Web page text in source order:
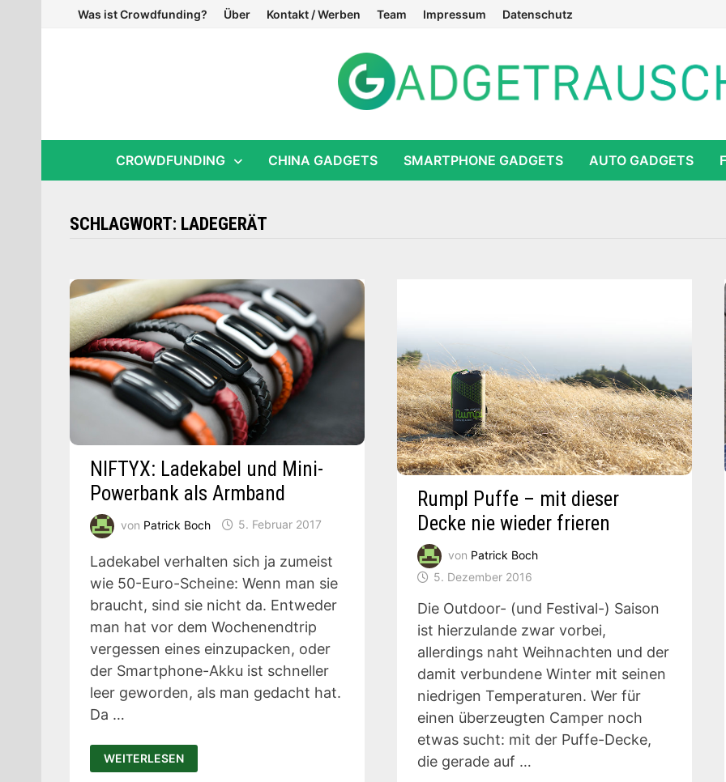
Was ist Crowdfunding? Über Kontakt / Werben Team Impressum Datenschutz
CROWDFUNDING CHINA GADGETS SMARTPHONE GADGETS AUTO GADGETS
SCHLAGWORT: LADEGERÄT
NIFTYX: Ladekabel und Mini-
Powerbank als Armband
von Patrick Boch 5. Februar 2017
Ladekabel verhalten sich ja zumeist
wie 50-Euro-Scheine: Wenn man sie
braucht, sind sie nicht da. Entweder
man hat vor dem Wochenendtrip
vergessen eines einzupacken, oder
der Smartphone-Akku ist schneller
leer geworden, als man gedacht hat.
Da …
NIFTYX:
LADEKABEL
UND
WEITERLESEN
Rumpl Puffe – mit dieser
Decke nie wieder frieren
von Patrick Boch
5. Dezember 2016
Die Outdoor- (und Festival-) Saison
ist hierzulande zwar vorbei,
allerdings naht Weihnachten und der
damit verbundene Winter mit seinen
niedrigen Temperaturen. Wer für
einen überzeugten Camper noch
etwas sucht: mit der Puffe-Decke,
die gerade auf …